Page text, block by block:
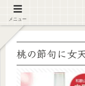
【注意喚起】偽
桃の節句に女
メニュー